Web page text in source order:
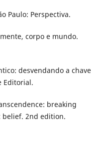
Paulo: Perspectiva.
corpo e mundo.
desvendando a chave
Editorial.
breaking
2nd edition.